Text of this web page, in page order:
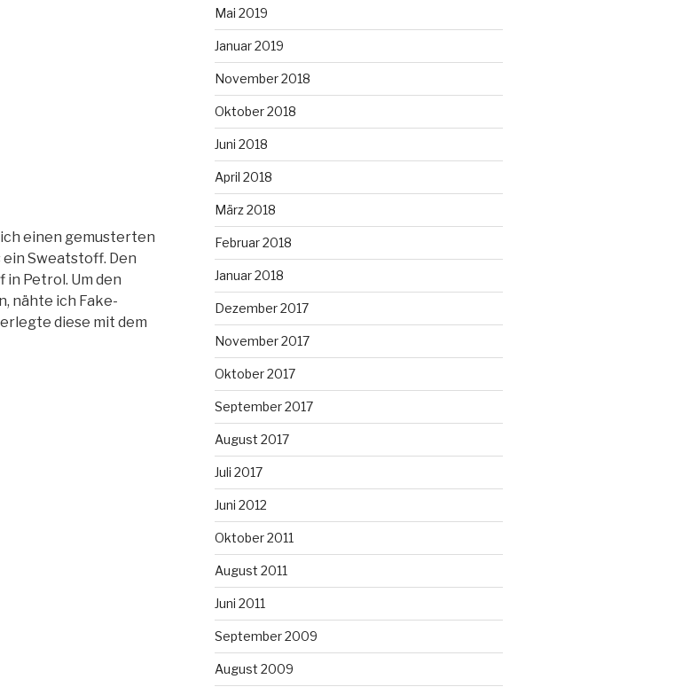
einen gemusterten
ein Sweatstoff. Den
Petrol. Um den
nähte ich Fake-
diese mit dem
Mai 2019
Januar 2019
November 2018
Oktober 2018
Juni 2018
April 2018
März 2018
Februar 2018
Januar 2018
Dezember 2017
November 2017
Oktober 2017
September 2017
August 2017
Juli 2017
Juni 2012
Oktober 2011
August 2011
Juni 2011
September 2009
August 2009